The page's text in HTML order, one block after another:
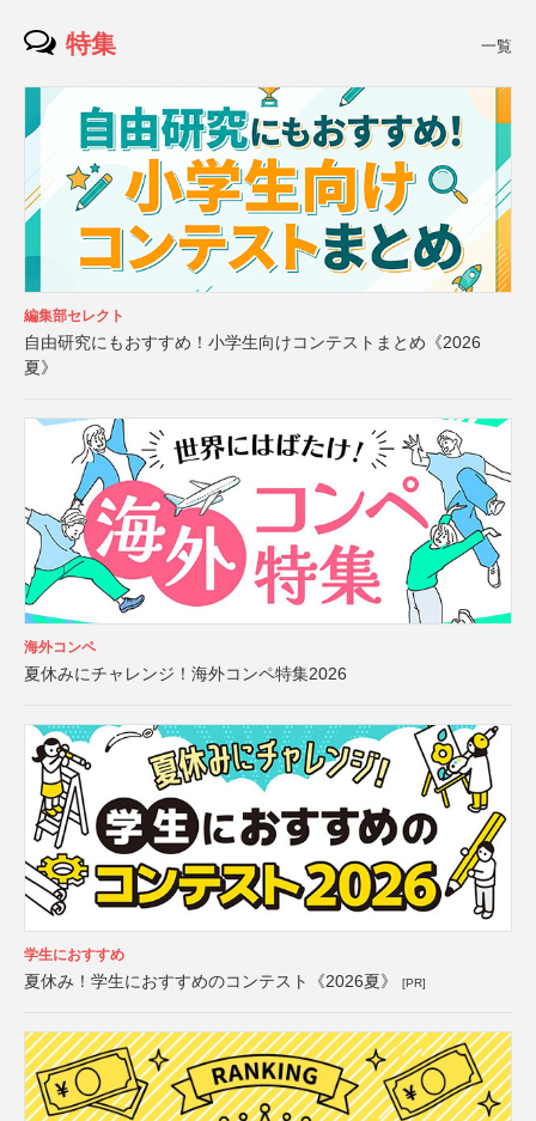
特集 一覧
編集部セレクト
自由研究にもおすすめ！小学生向けコンテストまとめ《2026
夏》
海外コンペ
夏休みにチャレンジ！海外コンペ特集2026
学生におすすめ
夏休み！学生におすすめのコンテスト《2026夏》 [PR]